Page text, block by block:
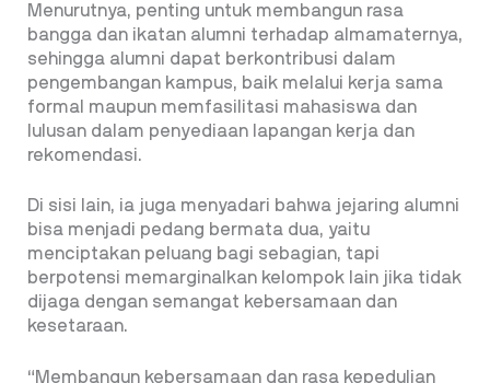
Menurutnya, penting untuk membangun rasa
bangga dan ikatan alumni terhadap almamaternya,
sehingga alumni dapat berkontribusi dalam
pengembangan kampus, baik melalui kerja sama
formal maupun memfasilitasi mahasiswa dan
lulusan dalam penyediaan lapangan kerja dan
rekomendasi.
Di sisi lain, ia juga menyadari bahwa jejaring alumni
bisa menjadi pedang bermata dua, yaitu
menciptakan peluang bagi sebagian, tapi
berpotensi memarginalkan kelompok lain jika tidak
dijaga dengan semangat kebersamaan dan
kesetaraan.
“Membangun kebersamaan dan rasa kepedulian